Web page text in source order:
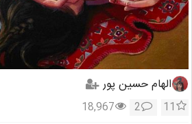
الهام حسین پور
11
2
18,967